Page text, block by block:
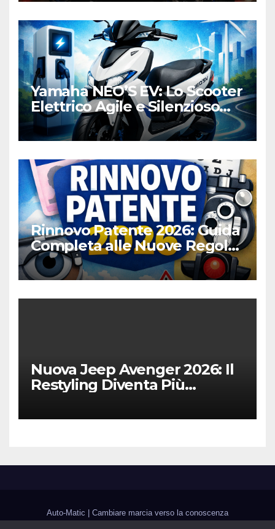
Yamaha NEO’S EV: Lo Scooter
Elettrico Agile e Silenzioso
per la Città
Rinnovo Patente 2026: Guida
Completa alle Nuove Regole,
Digitalizzazione e Costi
Nuova Jeep Avenger 2026: Il
Restyling Diventa Più
Fedele al DNA Off-Road
Auto-Matic Cambiare marcia verso la conoscenza